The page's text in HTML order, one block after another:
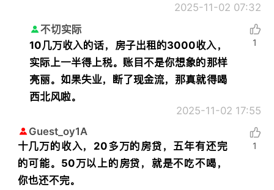
2025-11-02 07:32
不切实际
10几万收入的话，房子出租的3000收入，
实际上一半得上税。账目不是你想象的那样
亮丽。如果失业，断了现金流，那真就得喝
西北风啦。
2025-11-02 17:55
1
Guest_oy1A
十几万的收入，20多万的房贷，五年有还完
的可能。50万以上的房贷，就是不吃不喝，
你也还不完。
1